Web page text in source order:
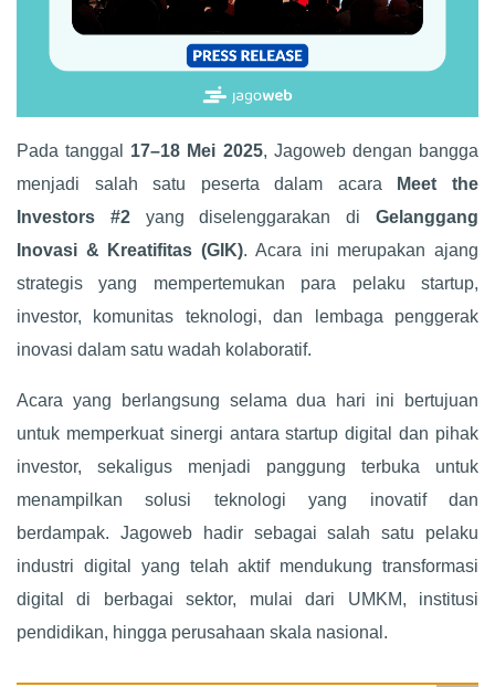
Pada tanggal 17–18 Mei 2025, Jagoweb dengan bangga
menjadi salah satu peserta dalam acara
Meet the
Investors #2yang diselenggarakan diGelanggang
Inovasi & Kreatifitas (GIK). Acara ini merupakan ajang
strategis yang mempertemukan para pelaku startup,
investor, komunitas teknologi, dan lembaga penggerak
inovasi dalam satu wadah kolaboratif.
Acara yang berlangsung selama dua hari ini bertujuan
untuk memperkuat sinergi antara startup digital dan pihak
investor, sekaligus menjadi panggung terbuka untuk
menampilkan solusi teknologi yang inovatif dan
berdampak. Jagoweb hadir sebagai salah satu pelaku
industri digital yang telah aktif mendukung transformasi
digital di berbagai sektor, mulai dari UMKM, institusi
pendidikan, hingga perusahaan skala nasional.